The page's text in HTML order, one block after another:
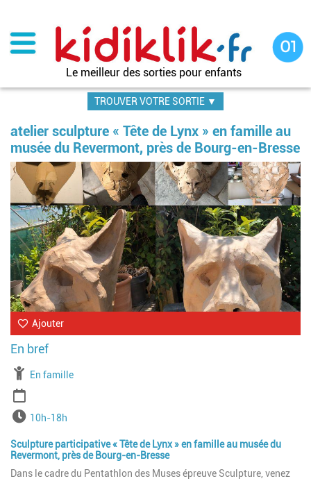
contenu
principal
Le meilleur des sorties pour enfants
TROUVER VOTRE SORTIE ▼
atelier sculpture « Tête de Lynx » en famille au
musée du Revermont, près de Bourg-en-Bresse
Ajouter
À partir de
En famille
Horaires10h-18h
Sculpture participative « Tête de Lynx » en famille au musée du
Revermont, près de Bourg-en-Bresse
Dans le cadre du Pentathlon des Muses épreuve Sculpture, venez